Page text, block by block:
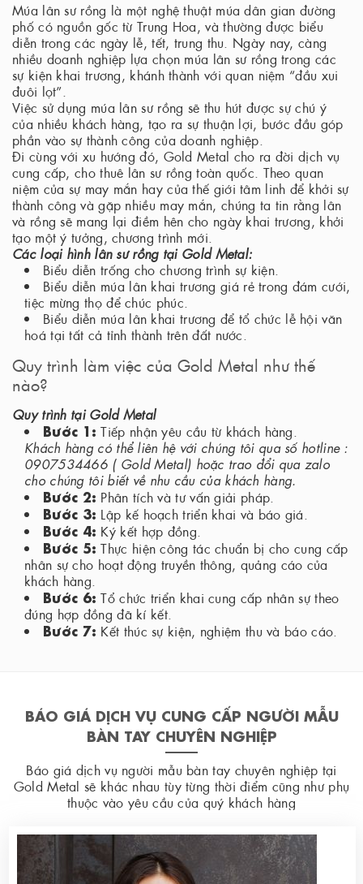
Múa lân sư rồng là một nghệ thuật múa dân gian đường
phố có nguồn gốc từ Trung Hoa, và thường được biểu
diễn trong các ngày lễ, tết, trung thu. Ngày nay, càng
nhiều doanh nghiệp lựa chọn múa lân sư rồng trong các
sự kiện khai trương, khánh thành với quan niệm “đầu xui
đuôi lọt”.
Việc sử dụng múa lân sư rồng sẽ thu hút được sự chú ý
của nhiều khách hàng, tạo ra sự thuận lợi, bước đầu góp
phần vào sự thành công của doanh nghiệp.
Đi cùng với xu hướng đó, Gold Metal cho ra đời dịch vụ
cung cấp, cho thuê lân sư rồng toàn quốc. Theo quan
niệm của sự may mắn hay của thế giới tâm linh để khởi sự
thành công và gặp nhiều may mắn, chúng ta tin rằng lân
và rồng sẽ mang lại điềm hên cho ngày khai trương, khởi
tạo một ý tưởng, chương trình mới.
Các loại hình lân sư rồng tại Gold Metal:
Biểu diễn trống cho chương trình sự kiện.
Biểu diễn múa lân khai trương giá rẻ trong đám cưới,
tiệc mừng thọ để chúc phúc.
Biểu diễn múa lân khai trương để tổ chức lễ hội văn
hoá tại tất cả tỉnh thành trên đất nước.
Quy trình làm việc của Gold Metal như thế
nào?
Quy trình tại Gold Metal
Bước 1: Tiếp nhận yêu cầu từ khách hàng.
Khách hàng có thể liên hệ với chúng tôi qua số hotline :
0907534466 ( Gold Metal) hoặc trao đổi qua zalo
cho chúng tôi biết về nhu cầu của khách hàng.
Bước 2: Phân tích và tư vấn giải pháp.
Bước 3: Lập kế hoạch triển khai và báo giá.
Bước 4: Ký kết hợp đồng.
Bước 5: Thực hiện công tác chuẩn bị cho cung cấp
nhân sự cho hoạt động truyền thông, quảng cáo của
khách hàng.
Bước 6: Tổ chức triển khai cung cấp nhân sự theo
đúng hợp đồng đã kí kết.
Bước 7: Kết thúc sự kiện, nghiệm thu và báo cáo.
BÁO GIÁ DỊCH VỤ CUNG CẤP NGƯỜI MẪU
BÀN TAY CHUYÊN NGHIỆP
Báo giá dịch vụ người mẫu bàn tay chuyên nghiệp tại
Gold Metal sẽ khác nhau tùy từng thời điểm cũng như phụ
thuộc vào yêu cầu của quý khách hàng